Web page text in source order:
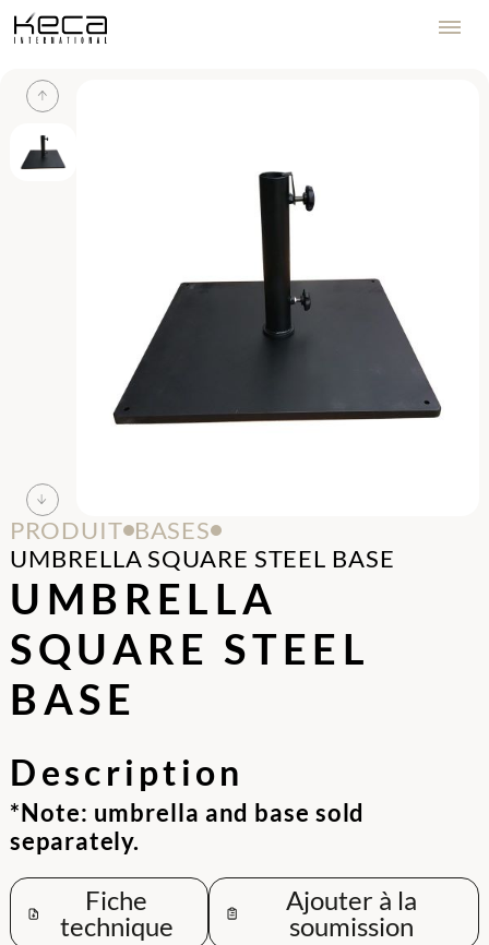
PRODUIT BASES
UMBRELLA SQUARE STEEL BASE
UMBRELLA
SQUARE STEEL
BASE
Description
*Note: umbrella and base sold
separately.
Fiche
technique
Ajouter à la
soumission